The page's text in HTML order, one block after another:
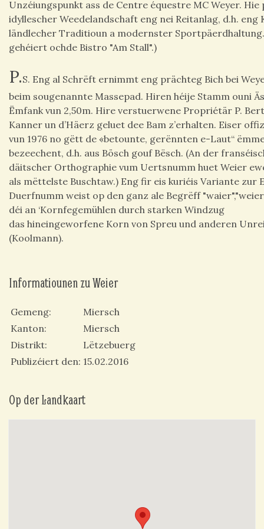
Unzéiungspunkt ass de Centre équestre MC Weyer.
idyllescher Weedelandschaft eng nei Reitanlag, d.h. eng
ländlecher Traditioun a modernster
gehéiert ochde Bistro "Am Stall".)
P.S. Eng al Schrëft ernimmt eng prächteg Bich bei
beim sougenannte Massepad. Hiren héije Stamm ouni
Ëmfank vun 2,50m. Hire verstuerwene Propriétär P.
Kanner un d’Häerz geluet dee Bam z’erhalten. Eiser
vun 1976 no gëtt de «betounte, gerënnten e-Laut“
bezeechent, d.h. aus Bösch gouf Bësch. (An der
däitscher Orthographie vum Uertsnumm huet Weier
als mëttelste Buschtaw.) Eng fir eis kuriéis Variante zur
Duerfnumm weist op den ganz ale Begrëff
déi an ‘Kornfegemühlen durch starken Windzug
das hineingeworfene Korn von Spreu und anderen
(Koolmann).
Informatiounen zu Weier
Gemeng
Miersch
Kanton
Miersch
Distrikt
Lëtzebuerg
Publizéiert den 15.02.2016
Op der Landkaart